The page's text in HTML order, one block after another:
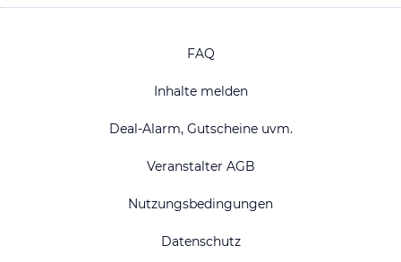
FAQ
Inhalte melden
Deal-Alarm, Gutscheine uvm.
Veranstalter AGB
Nutzungsbedingungen
Datenschutz